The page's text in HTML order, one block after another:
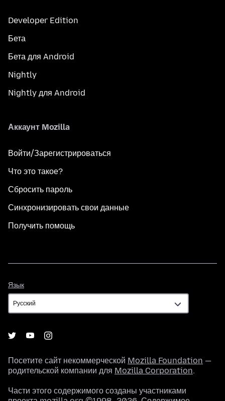
Developer Edition
Бета
Бета для Android
Nightly
Nightly для Android
Аккаунт Mozilla
Войти/Зарегистрироваться
Что это такое?
Сбросить пароль
Синхронизировать свои данные
Получить помощь
Язык
Посетите сайт некоммерческой Mozilla Foundation —
родительской компании для Mozilla Corporation.
Части этого содержимого созданы участниками